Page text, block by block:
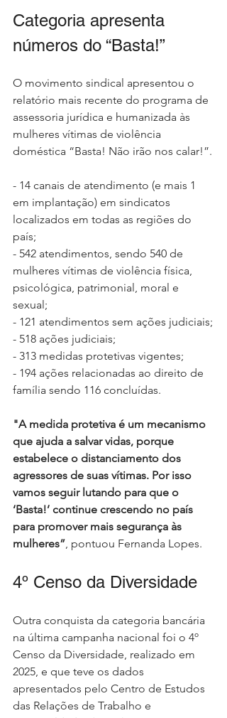
Categoria apresenta
números do “Basta!”
O movimento sindical apresentou o
relatório mais recente do programa de
assessoria jurídica e humanizada às
mulheres vítimas de violência
doméstica “Basta! Não irão nos calar!”.
- 14 canais de atendimento (e mais 1
em implantação) em sindicatos
localizados em todas as regiões do
país;
- 542 atendimentos, sendo 540 de
mulheres vítimas de violência física,
psicológica, patrimonial, moral e
sexual;
- 121 atendimentos sem ações judiciais;
- 518 ações judiciais;
- 313 medidas protetivas vigentes;
- 194 ações relacionadas ao direito de
família sendo 116 concluídas.
"A medida protetiva é um mecanismo
que ajuda a salvar vidas, porque
estabelece o distanciamento dos
agressores de suas vítimas. Por isso
vamos seguir lutando para que o
‘Basta!’ continue crescendo no país
para promover mais segurança às
mulheres”, pontuou Fernanda Lopes.
4º Censo da Diversidade
Outra conquista da categoria bancária
na última campanha nacional foi o 4º
Censo da Diversidade, realizado em
2025, e que teve os dados
apresentados pelo Centro de Estudos
das Relações de Trabalho e